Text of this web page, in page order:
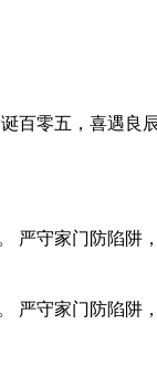
百零五，喜遇良
严守家门防陷阱
严守家门防陷阱